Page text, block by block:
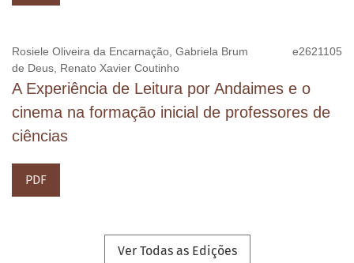
Rosiele Oliveira da Encarnação, Gabriela Brum
de Deus, Renato Xavier Coutinho
e2621105
A Experiência de Leitura por Andaimes e o
cinema na formação inicial de professores de
ciências
PDF
Ver Todas as Edições